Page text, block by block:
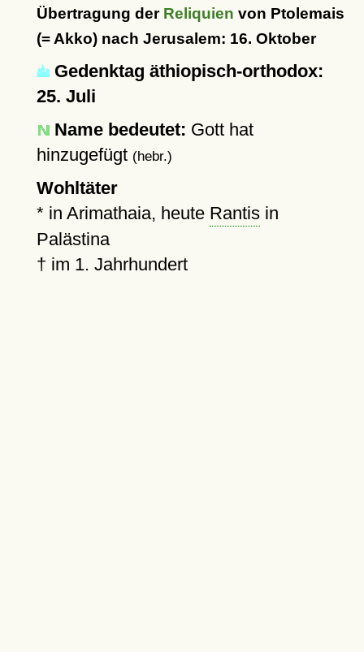
Übertragung der Reliquien von Ptolemais
(= Akko) nach Jerusalem: 16. Oktober
Gedenktag äthiopisch-orthodox:
25. Juli
Name bedeutet: Gott hat
hinzugefügt (hebr.)
Wohltäter
* in Arimathaia, heute Rantisin
Palästina
† im 1. Jahrhundert